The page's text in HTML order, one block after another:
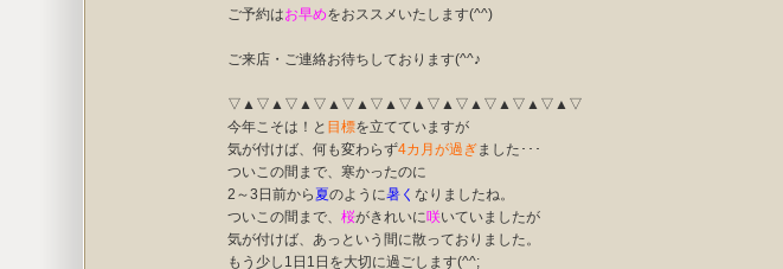
ご予約はお早めをおススメいたします(^^)
ご来店・ご連絡お待ちしております(^^♪
▽▲▽▲▽▲▽▲▽▲▽▲▽▲▽▲▽▲▽▲▽▲▽▲▽
今年こそは！と 目標を立てていますが
気が付けば、何も変わらず4カ月が過ぎました･･･
ついこの間まで、寒かったのに
2～3日前から 夏のように暑く なりましたね。
ついこの間まで、 桜がきれいに咲いていましたが
気が付けば、あっという間に散っておりました。
もう少し1日1日を大切に過ごします(^^;